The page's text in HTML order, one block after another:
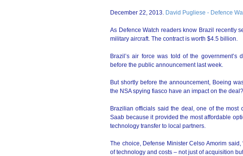
December 22, 2013. David Pugliese - Defence
As Defence Watch readers know Brazil recently
military aircraft. The contract is worth $4.5 billion.
Brazil’s air force was told of the
before the public announcement last week.
But shortly before the announcement, Boeing
the NSA spying fiasco have an impact on the
Brazilian officials said the deal, one of the most
Saab because it provided the most affordable
technology transfer to local partners.
The choice, Defense Minister Celso Amorim
of technology and costs – not just of acquisition